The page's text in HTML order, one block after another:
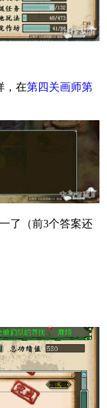
，在第四关画师第
了（前3个答案还